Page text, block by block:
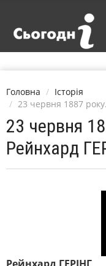
Головна
Історія
23 червня 1887
23 червня
Рейнхард